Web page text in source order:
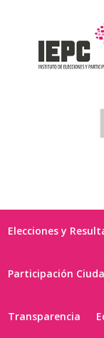
Elecciones y
Participación
Transparencia